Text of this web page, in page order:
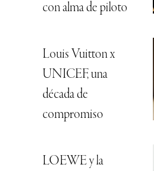
con alma de piloto
Louis Vuitton x
UNICEF, una
década de
compromiso
LOEWE y la